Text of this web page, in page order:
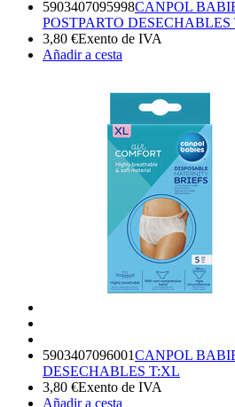
5903407095998CANPOL
POSTPARTO
3,80 €Exento de IVA
Añadir a cesta
5903407096001CANPOL
DESECHABLES T:XL
3,80 €Exento de IVA
Añadir a cesta